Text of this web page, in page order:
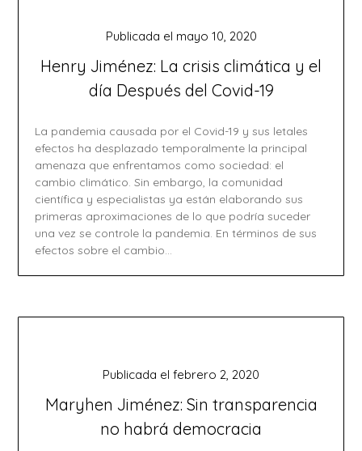
Henry Jiménez: La crisis climática y el
día Después del Covid-19
Publicada el mayo 10, 2020
La pandemia causada por el Covid-19 y sus letales
efectos ha desplazado temporalmente la principal
amenaza que enfrentamos como sociedad: el
cambio climático. Sin embargo, la comunidad
científica y especialistas ya están elaborando sus
primeras aproximaciones de lo que podría suceder
una vez se controle la pandemia. En términos de sus
efectos sobre el cambio…
Maryhen Jiménez: Sin transparencia
no habrá democracia
Publicada el febrero 2, 2020